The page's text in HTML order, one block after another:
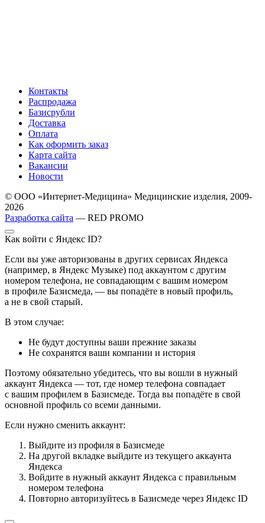
Контакты
Распродажа
Базисрубли
Доставка
Оплата
Как оформить заказ
Карта сайта
Вакансии
Новости
© ООО «Интернет-Медицина» Медицинские изделия, 2009-
2026
Разработка сайта — RED PROMO
Как войти с Яндекс ID?
Если вы уже авторизованы в других сервисах Яндекса
(например, в Яндекс Музыке) под аккаунтом с другим
номером телефона, не совпадающим с вашим номером
в профиле Базисмеда, — вы попадёте в новый профиль,
а не в свой старый.
В этом случае:
Не будут доступны ваши прежние заказы
Не сохранятся ваши компании и история
Поэтому обязательно убедитесь, что вы вошли в нужный
аккаунт Яндекса — тот, где номер телефона совпадает
с вашим профилем в Базисмеде. Тогда вы попадёте в свой
основной профиль со всеми данными.
Если нужно сменить аккаунт:
Выйдите из профиля в Базисмеде
На другой вкладке выйдите из текущего аккаунта
Яндекса
Войдите в нужный аккаунт Яндекса с правильным
номером телефона
Повторно авторизуйтесь в Базисмеде через Яндекс ID